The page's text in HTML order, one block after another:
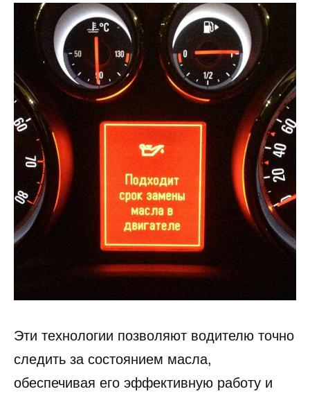
Эти технологии позволяют водителю точно
следить за состоянием масла,
обеспечивая его эффективную работу и